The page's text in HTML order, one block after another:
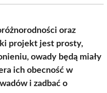
oraz
projekt jest prosty,
owady będą miały
ich obecność w
i zadbać o